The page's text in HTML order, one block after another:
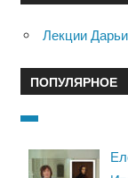
Лекции
ПОПУЛЯРНОЕ